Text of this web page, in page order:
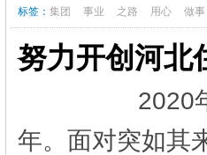
标签： 集团 事业 之路 用心 做事
努力开创河北
2020年
年。面对突如其